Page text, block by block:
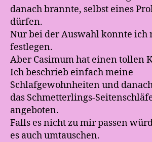
danach brannte, selbst eines
dürfen.
Nur bei der Auswahl konnte ich
festlegen.
Aber Casimum hat einen tollen
Ich beschrieb einfach meine
Schlafgewohnheiten und
das Schmetterlings-
angeboten.
Falls es nicht zu mir passen
es auch umtauschen.